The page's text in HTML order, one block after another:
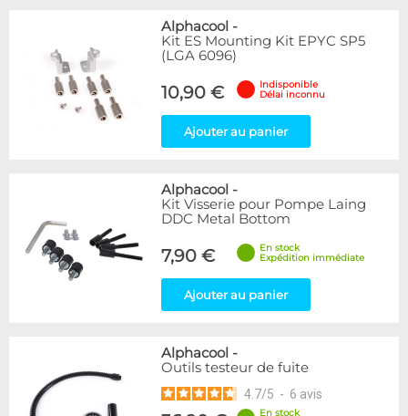
Alphacool -
Kit ES Mounting Kit EPYC SP5
(LGA 6096)
10,90 €
Indisponible
Délai inconnu
Ajouter au panier
Alphacool -
Kit Visserie pour Pompe Laing
DDC Metal Bottom
7,90 €
En stock
Expédition immédiate
Ajouter au panier
Alphacool -
Outils testeur de fuite
4.7/5 - 6 avis
En stock